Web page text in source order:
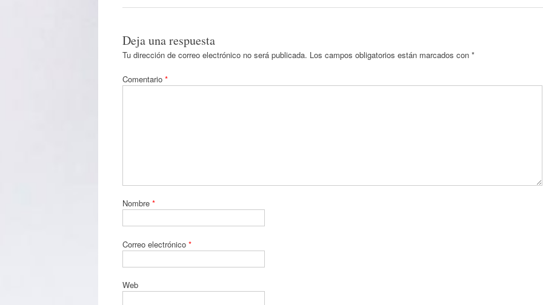
Deja una respuesta
Tu dirección de correo electrónico no será publicada. Los campos obligatorios están marcados con *
Comentario *
Nombre *
Correo electrónico *
Web